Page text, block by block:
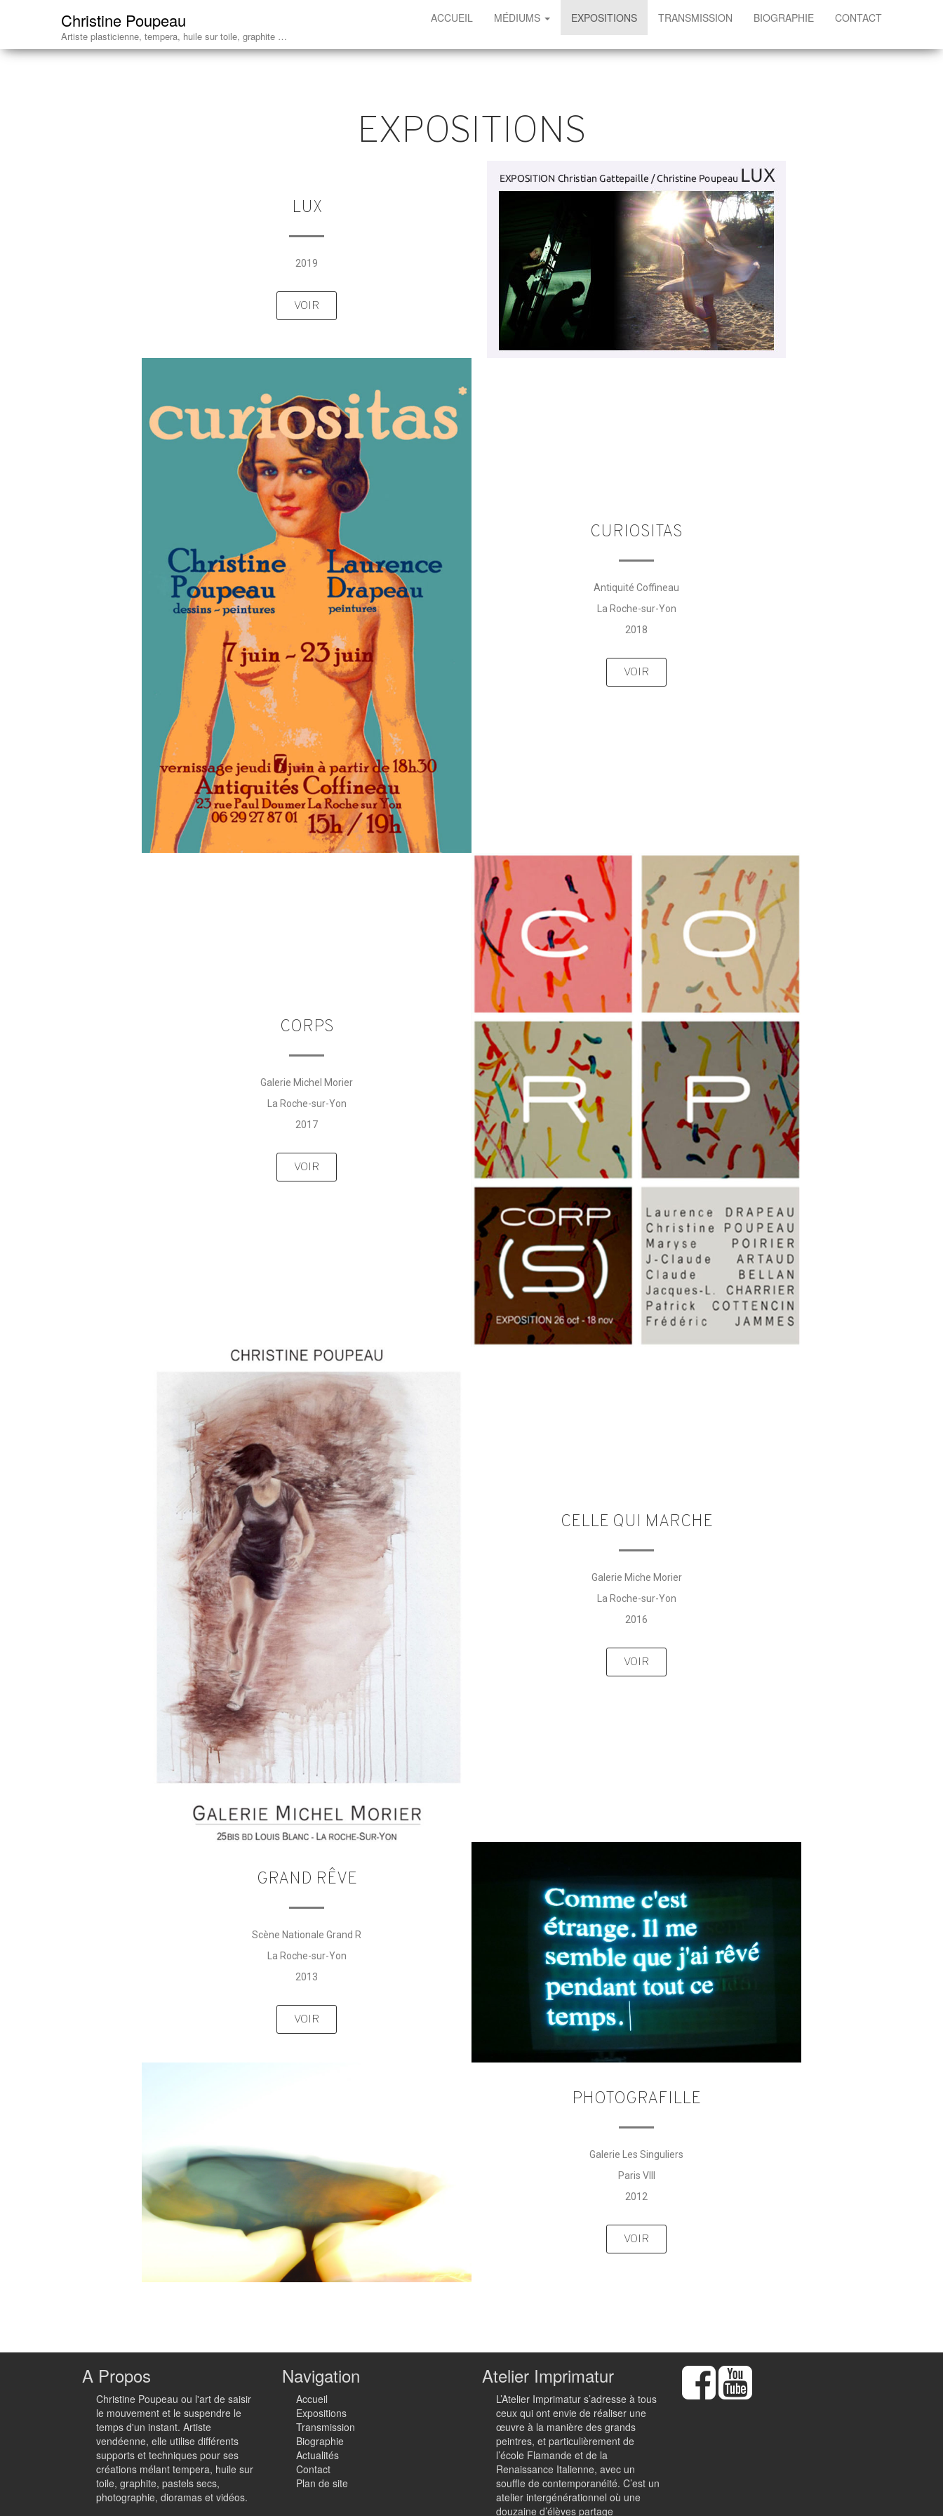
Christine Poupeau
Artiste plasticienne, tempera, huile sur toile, graphite …
ACCUEIL MÉDIUMS EXPOSITIONS TRANSMISSION BIOGRAPHIE CONTACT
EXPOSITIONS
LUX
2019
VOIR
CURIOSITAS
Antiquité Coffineau
La Roche-sur-Yon
2018
VOIR
CORPS
Galerie Michel Morier
La Roche-sur-Yon
2017
VOIR
CELLE QUI MARCHE
Galerie Miche Morier
La Roche-sur-Yon
2016
VOIR
GRAND RÊVE
Scène Nationale Grand R
La Roche-sur-Yon
2013
VOIR
PHOTOGRAFILLE
Galerie Les Singuliers
Paris VIII
2012
VOIR
A Propos
Christine Poupeau ou l'art de saisir
le mouvement et le suspendre le
temps d'un instant. Artiste
vendéenne, elle utilise différents
supports et techniques pour ses
créations mélant tempera, huile sur
toile, graphite, pastels secs,
photographie, dioramas et vidéos.
Navigation
Accueil
Expositions
Transmission
Biographie
Actualités
Contact
Plan de site
Atelier Imprimatur
L’Atelier Imprimatur s’adresse à tous
ceux qui ont envie de réaliser une
œuvre à la manière des grands
peintres, et particulièrement de
l’école Flamande et de la
Renaissance Italienne, avec un
souffle de contemporanéité. C’est un
atelier intergénérationnel où une
douzaine d’élèves partage